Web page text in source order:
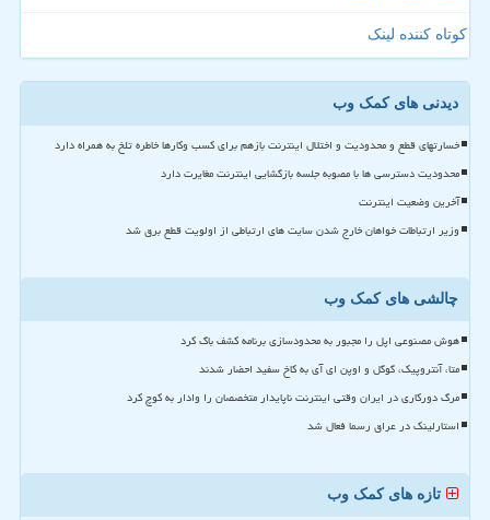
کوتاه کننده لینک
دیدنی های کمک وب
خسارتهای قطع و محدودیت و اختلال اینترنت بازهم برای کسب وکارها خاطره تلخ به همراه دارد
محدودیت دسترسی ها با مصوبه جلسه بازگشایی اینترنت مغایرت دارد
آخرین وضعیت اینترنت
وزیر ارتباطات خواهان خارج شدن سایت های ارتباطی از اولویت قطع برق شد
چالشی های کمک وب
هوش مصنوعی اپل را مجبور به محدودسازی برنامه کشف باگ کرد
متا، آنتروپیک، گوگل و اوپن ای آی به کاخ سفید احضار شدند
مرگ دورکاری در ایران وقتی اینترنت ناپایدار متخصصان را وادار به کوچ کرد
استارلینک در عراق رسما فعال شد
تازه های کمک وب